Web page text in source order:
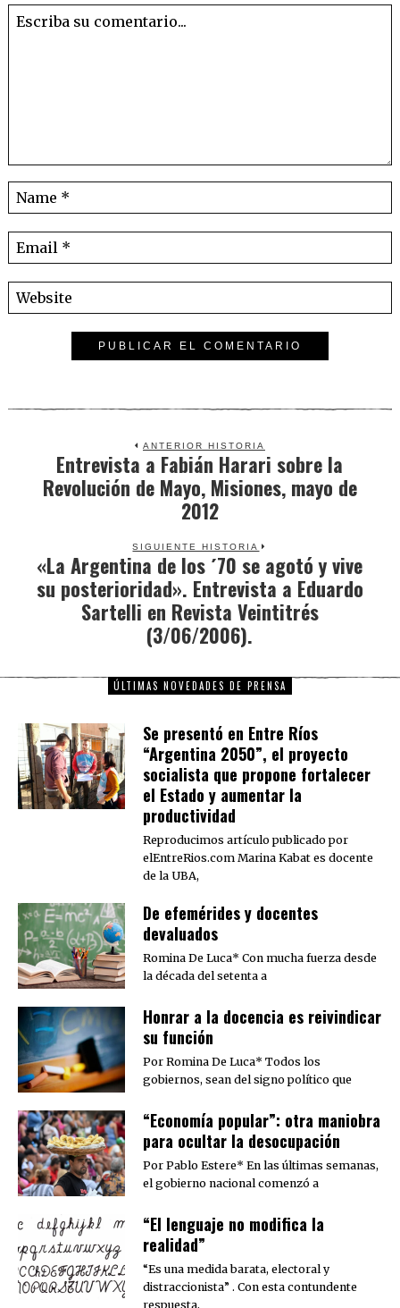
ANTERIOR HISTORIA
Previous
post:
Entrevista a Fabián Harari sobre la
Revolución de Mayo, Misiones, mayo de
2012
SIGUIENTE HISTORIA
Next
post:
«La Argentina de los ´70 se agotó y vive
su posterioridad». Entrevista a Eduardo
Sartelli en Revista Veintitrés
(3/06/2006).
ÚLTIMAS NOVEDADES DE PRENSA
Se presentó en Entre Ríos
“Argentina 2050”, el proyecto
socialista que propone fortalecer
el Estado y aumentar la
productividad
Reproducimos artículo publicado por
elEntreRios.com Marina Kabat es docente
de la UBA,
De efemérides y docentes
devaluados
Romina De Luca* Con mucha fuerza desde
la década del setenta a
​Honrar a la docencia es reivindicar
su función
Por Romina De Luca* Todos los
gobiernos, sean del signo político que
“Economía popular”: otra maniobra
para ocultar la desocupación
Por Pablo Estere* En las últimas semanas,
el gobierno nacional comenzó a
“El lenguaje no modifica la
realidad”
“Es una medida barata, electoral y
distraccionista” . Con esta contundente
respuesta,